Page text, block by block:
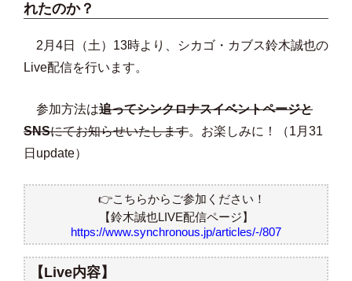
れたのか？
2月4日（土）13時より、シカゴ・カブス鈴木誠也の
Live配信を行います。
参加方法は追ってシンクロナスイベントページと
SNSにてお知らせいたします。お楽しみに！（1月31
日update）
👉こちらからご参加ください！
【鈴木誠也LIVE配信ページ】
https://www.synchronous.jp/articles/-/807
【Live内容】